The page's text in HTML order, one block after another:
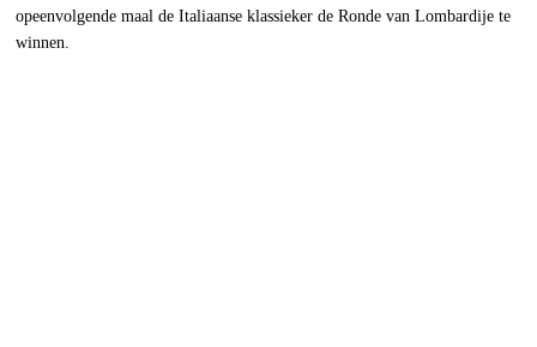
opeenvolgende maal de Italiaanse klassieker de Ronde van Lombardije te
winnen.